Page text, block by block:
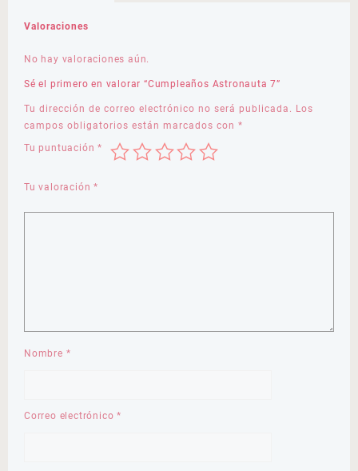
Valoraciones
No hay valoraciones aún.
Sé el primero en valorar “Cumpleaños Astronauta 7”
Tu dirección de correo electrónico no será publicada. Los
campos obligatorios están marcados con *
Tu puntuación*
Tu valoración*
Nombre *
Correo electrónico*